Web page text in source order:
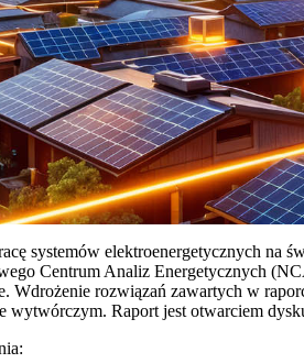
systemów elektroenergetycznych
Centrum Analiz Energetycznych
Wdrożenie rozwiązań zawartych w
wytwórczym. Raport jest otwarciem